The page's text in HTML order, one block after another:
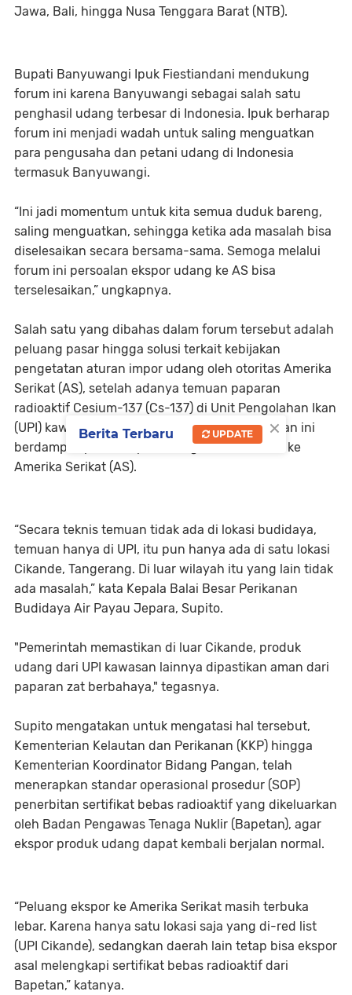
Jawa, Bali, hingga Nusa Tenggara Barat (NTB).
Bupati Banyuwangi Ipuk Fiestiandani mendukung
forum ini karena Banyuwangi sebagai salah satu
penghasil udang terbesar di Indonesia. Ipuk berharap
forum ini menjadi wadah untuk saling menguatkan
para pengusaha dan petani udang di Indonesia
termasuk Banyuwangi.
“Ini jadi momentum untuk kita semua duduk bareng,
saling menguatkan, sehingga ketika ada masalah bisa
diselesaikan secara bersama-sama. Semoga melalui
forum ini persoalan ekspor udang ke AS bisa
terselesaikan,” ungkapnya.
Salah satu yang dibahas dalam forum tersebut adalah
peluang pasar hingga solusi terkait kebijakan
pengetatan aturan impor udang oleh otoritas Amerika
Serikat (AS), setelah adanya temuan paparan
radioaktif Cesium-137 (Cs-137) di Unit Pengolahan Ikan
(UPI) kawasan industri Cikande, Serang. Temuan ini
berdampak pada ekspor udang dari Indonesia ke
Amerika Serikat (AS).
“Secara teknis temuan tidak ada di lokasi budidaya,
temuan hanya di UPI, itu pun hanya ada di satu lokasi
Cikande, Tangerang. Di luar wilayah itu yang lain tidak
ada masalah,” kata Kepala Balai Besar Perikanan
Budidaya Air Payau Jepara, Supito.
"Pemerintah memastikan di luar Cikande, produk
udang dari UPI kawasan lainnya dipastikan aman dari
paparan zat berbahaya," tegasnya.
Supito mengatakan untuk mengatasi hal tersebut,
Kementerian Kelautan dan Perikanan (KKP) hingga
Kementerian Koordinator Bidang Pangan, telah
menerapkan standar operasional prosedur (SOP)
penerbitan sertifikat bebas radioaktif yang dikeluarkan
oleh Badan Pengawas Tenaga Nuklir (Bapetan), agar
ekspor produk udang dapat kembali berjalan normal.
“Peluang ekspor ke Amerika Serikat masih terbuka
lebar. Karena hanya satu lokasi saja yang di-red list
(UPI Cikande), sedangkan daerah lain tetap bisa ekspor
asal melengkapi sertifikat bebas radioaktif dari
Bapetan,” katanya.
×
Berita Terbaru UPDATE